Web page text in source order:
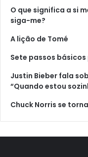
O que significa a si
siga-me?
A lição de Tomé
Sete passos
Justin Bieber fala
“Quando estou
Chuck Norris se